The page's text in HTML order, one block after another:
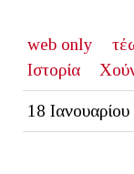
web only
Ιστορία
18